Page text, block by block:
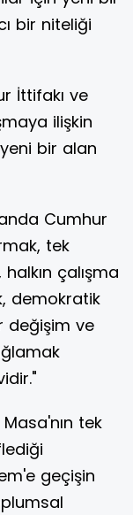
bir niteliği
İttifakı ve
ilişkin
bir alan
Cumhur
tek
çalışma
demokratik
değişim ve
tek
geçişin